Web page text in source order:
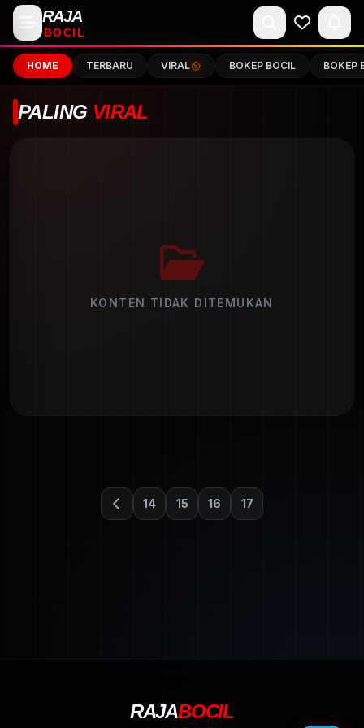
RAJA
BOCIL
HOME TERBARU VIRAL BOKEP BOCIL BOKEP
PALING VIRAL
KONTEN TIDAK DITEMUKAN
14 15 16 17
RAJABOCIL